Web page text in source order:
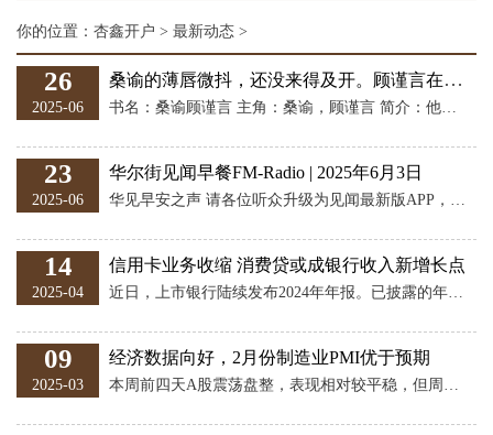
你的位置： 杏鑫开户 > 最新动态 >
26
2025-06
桑谕的薄唇微抖，还没来得及开。顾谨言在线阅读_声音_回应_冷硬得
书名：桑谕顾谨言 主角：桑谕，顾谨言 简介：他说完，转身大步离开，背影冷硬得像一座冰山。 桑谕站在原地，手指紧紧攥着衣角，指尖发白。 她的喉咙像是被什么堵住了，发不出任何声音。 很快，隔壁的房间传来一阵暧昧的声音。 “谨言，轻点……谕谕还在隔壁呢。” 顾谨言没有回应，只是接吻的黏腻水声越来越大。 发布于：广东省
23
2025-06
华尔街见闻早餐FM-Radio | 2025年6月3日
华见早安之声 请各位听众升级为见闻最新版APP，以便成功收听以下音频。 市场概述 贸易风向牵动美股神经，标普V形反转、6月惊险开门红。美制造业指数后，三大美股指刷新日低，美债收益率有所回落，美元指数创近六周新低、逼近三年低点。领导人可能交谈消息后，美股指和中概指数转涨，美债收益率反弹。Meta收涨3.6%、领涨科技巨头，特斯拉跌超1%。 美国钢铁税将至，美股钢铁股Cleveland-Cliffs涨23%、福特和通用汽车跌近4%、Stellantis欧股跌近5%、纽铜一度涨近6%。 盘中黄金涨近3
14
2025-04
信用卡业务收缩 消费贷或成银行收入新增长点
近日，上市银行陆续发布2024年年报。已披露的年报显示，信用卡业务呈现显著收缩态势，流通卡量、消费交易总额与业务收入同步缩减，资产质量承压明显。与之形成鲜明对比的是，银行消费贷业务增长强劲。年报显示，多家银行个人消费贷款余额较上年末有所增长。 根据已经公开披露的上市银行年报数据，商业银行信用卡业务普遍收缩，发卡量、交易额显著下降，不良贷款率同步攀升。 从两家国有大行情况来看，截至2024年末，建设银行信用卡累计发卡量较上年末减少300万张至1.29亿张，总消费交易额同比下滑4.4%至2.8万亿
09
2025-03
经济数据向好，2月份制造业PMI优于预期
本周前四天A股震荡盘整，表现相对较平稳，但周五出现大幅调整。上证综指全周累计跌1.72%至3320.90点；深综指、创业板综指、科创50、北证50周跌幅分别为3.04%、4.46%、1.46%、2.85%。 周一A股横盘震荡，受中央1号文件即《中共中央国务院关于进一步深化农村改革扎实推进乡村全面振兴的意见》的影响，周一农业类股表现较好。 周一晚间阿里巴巴美股下跌10%，这带动周二A股及港股中的科技股大幅回落，当天A股及港股的各类股指也明显下跌。 周三A股各大股指迅速回升，钢铁股及券商股接力式拉